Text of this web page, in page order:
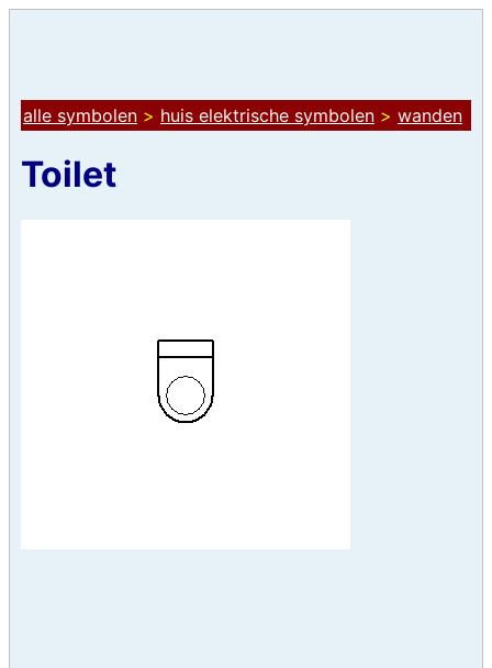
alle symbolen > huis elektrische symbolen > wanden
Toilet